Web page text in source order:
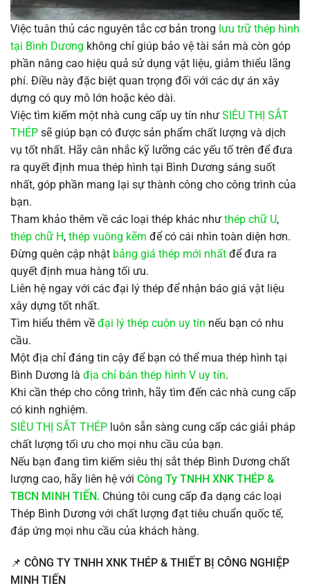
Việc tuân thủ các nguyên tắc cơ bản trong lưu trữ thép hình
tại Bình Dương không chỉ giúp bảo vệ tài sản mà còn góp
phần nâng cao hiệu quả sử dụng vật liệu, giảm thiểu lãng
phí. Điều này đặc biệt quan trọng đối với các dự án xây
dựng có quy mô lớn hoặc kéo dài.
Việc tìm kiếm một nhà cung cấp uy tín như SIÊU THỊ SẮT
THÉP sẽ giúp bạn có được sản phẩm chất lượng và dịch
vụ tốt nhất. Hãy cân nhắc kỹ lưỡng các yếu tố trên để đưa
ra quyết định mua thép hình tại Bình Dương sáng suốt
nhất, góp phần mang lại sự thành công cho công trình của
bạn.
Tham khảo thêm về các loại thép khác như thép chữ U,
thép chữ H, thép vuông kẽm để có cái nhìn toàn diện hơn.
Đừng quên cập nhật bảng giá thép mới nhất để đưa ra
quyết định mua hàng tối ưu.
Liên hệ ngay với các đại lý thép để nhận báo giá vật liệu
xây dựng tốt nhất.
Tìm hiểu thêm về đại lý thép cuộn uy tín nếu bạn có nhu
cầu.
Một địa chỉ đáng tin cậy để bạn có thể mua thép hình tại
Bình Dương là địa chỉ bán thép hình V uy tín.
Khi cần thép cho công trình, hãy tìm đến các nhà cung cấp
có kinh nghiệm.
SIÊU THỊ SẮT THÉP luôn sẵn sàng cung cấp các giải pháp
chất lượng tối ưu cho mọi nhu cầu của bạn.
Nếu bạn đang tìm kiếm siêu thị sắt thép Bình Dương chất
lượng cao, hãy liên hệ với Công Ty TNHH XNK THÉP &
TBCN MINH TIẾN. Chúng tôi cung cấp đa dạng các loại
Thép Bình Dương với chất lượng đạt tiêu chuẩn quốc tế,
đáp ứng mọi nhu cầu của khách hàng.
📌 CÔNG TY TNHH XNK THÉP & THIẾT BỊ CÔNG NGHIỆP
MINH TIẾN